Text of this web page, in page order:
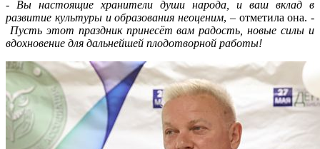
- Вы настоящие хранители души народа, и ваш вклад в
развитие культуры и образования неоценим, – отметила она. -
Пусть этот праздник принесёт вам радость, новые силы и
вдохновение для дальнейшей плодотворной работы!